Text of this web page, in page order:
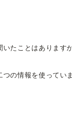
いたことはあります
つの情報を使ってい